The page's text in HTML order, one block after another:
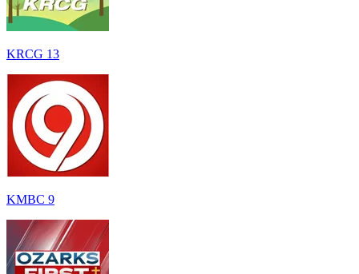
KRCG 13
KMBC 9